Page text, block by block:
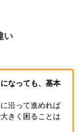
い
なっても、基本
沿って進めれば
きく困ることは